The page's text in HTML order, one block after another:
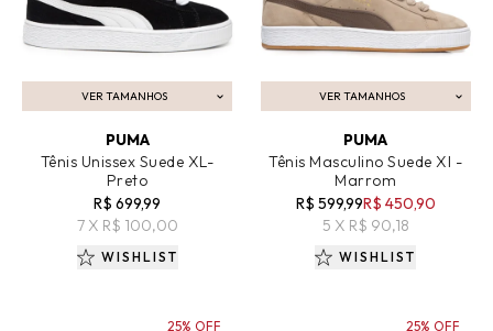
VER TAMANHOS
ADICIONAR AO CARRINHO
PUMA
Tênis Unissex Suede XL-
Preto
R$ 699,99
7 X R$ 100,00
WISHLIST
VER TAMANHOS
ADICIONAR AO CARRINHO
PUMA
Tênis Masculino Suede XI -
Marrom
R$ 599,99R$ 450,90
5 X R$ 90,18
WISHLIST
25% OFF 25% OFF